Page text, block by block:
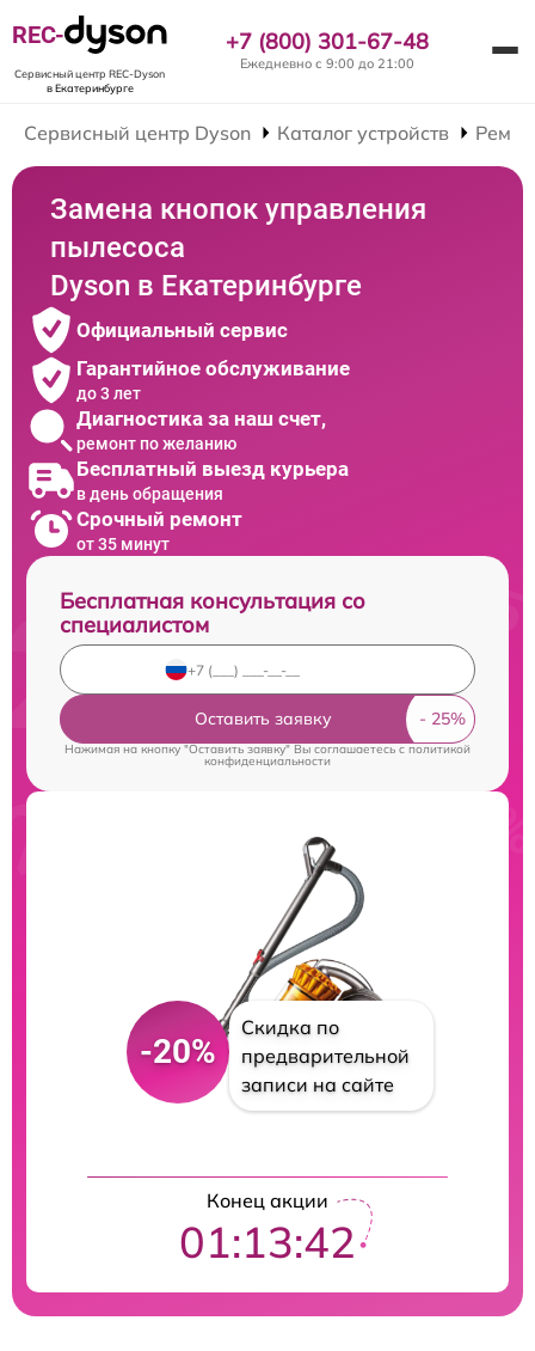
REC-
Сервисный центр REC-Dyson
в Екатеринбурге
+7 (800) 301-67-48
Ежедневно с 9:00 до 21:00
Сервисный центр Dyson Каталог устройств
Замена кнопок управления
пылесоса
Dyson в Екатеринбурге
Официальный сервис
Гарантийное обслуживание
до 3 лет
Диагностика за наш счет,
ремонт по желанию
Бесплатный выезд курьера
в день обращения
Срочный ремонт
от 35 минут
Бесплатная консультация со
специалистом
Оставить заявку
Нажимая на кнопку "Оставить заявку" Вы соглашаетесь cполитикой
конфиденциальности
-20%
Скидка по
предварительной
записи на сайте
Конец акции
01:13:41